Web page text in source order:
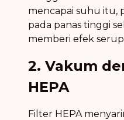
mencapai suhu itu,
pada panas tinggi
memberi efek
2. Vakum
HEPA
Filter HEPA